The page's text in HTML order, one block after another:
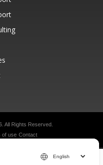
All Rights Reserved.
of use Contact